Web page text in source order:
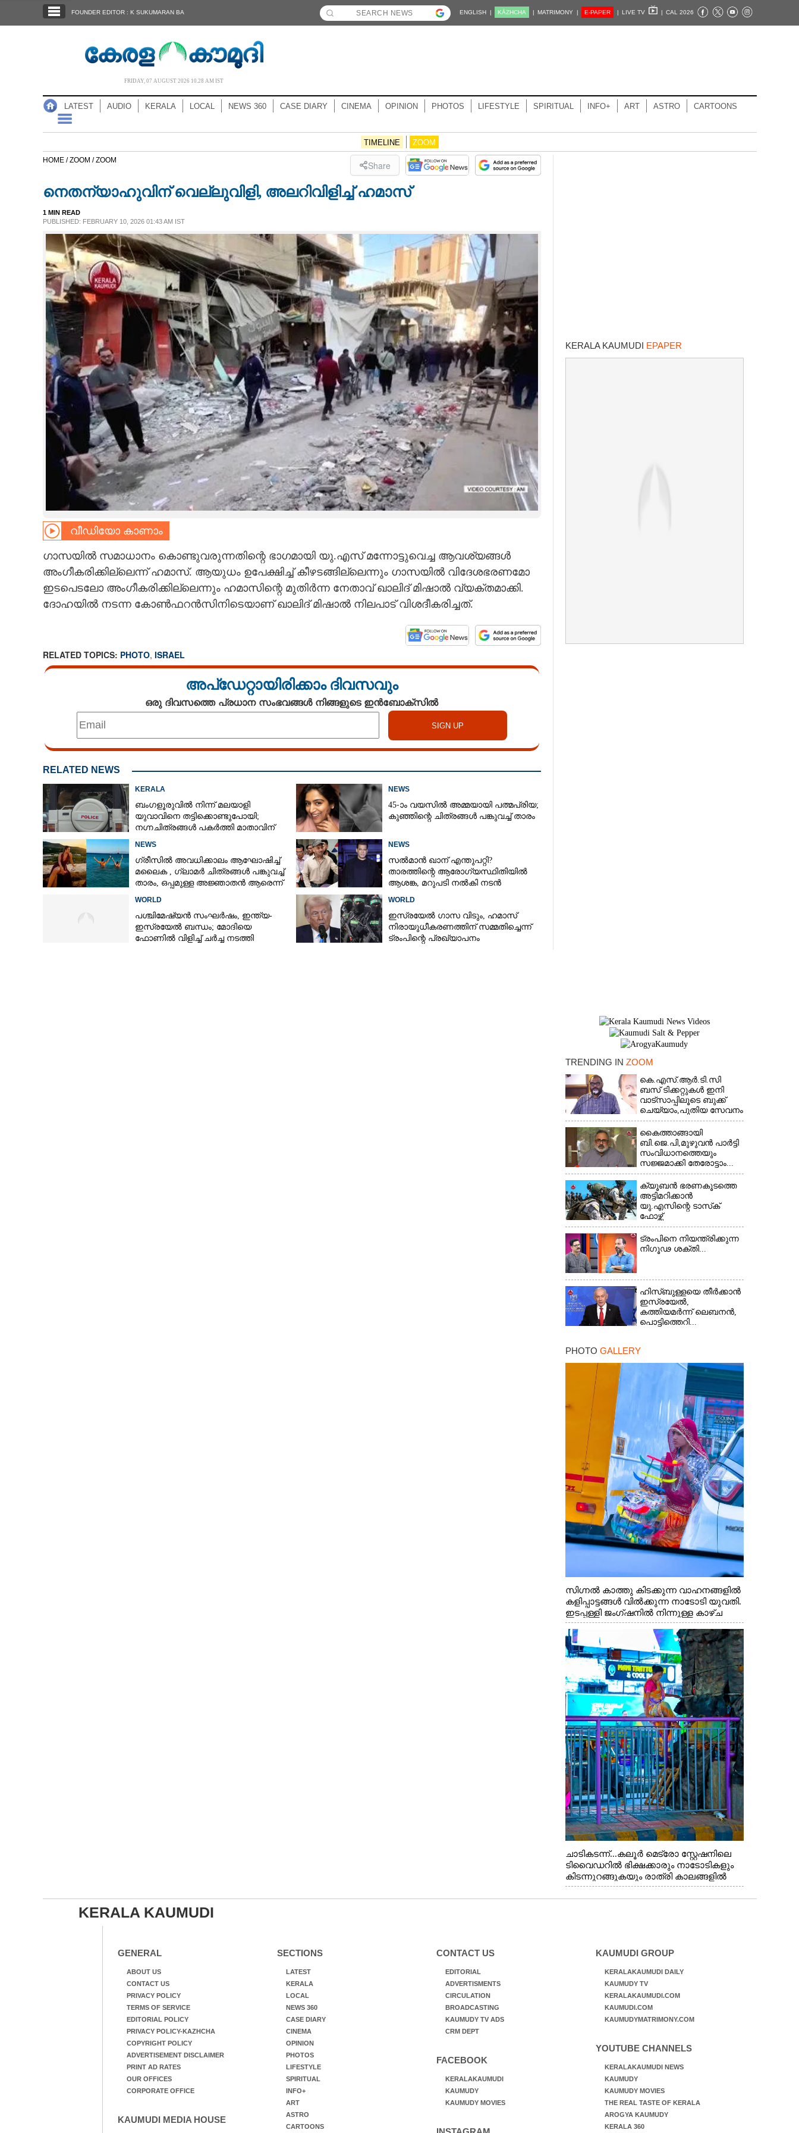
NOTIFIED NEWS
CASE DIARY
LIFESTYLE
SPIRITUAL
CARTOONS
LITERATURE
CONTACT US
FOUNDER EDITOR : K SUKUMARAN BA ENGLISH | KĀZHCHA | MATRIMONY | E-PAPER | LIVE TV | CAL 2026
FRIDAY, 07 AUGUST 2026 10.28 AM IST
LATEST AUDIO KERALA LOCAL NEWS 360 CASE DIARY CINEMA OPINION PHOTOS LIFESTYLE SPIRITUAL INFO+ ART ASTRO CARTOONS
TIMELINE ZOOM
HOME /ZOOM /ZOOM Share
നെതന്യാഹുവിന് വെല്ലുവിളി, അലറിവിളിച്ച് ഹമാസ്
1 MIN READ
PUBLISHED: FEBRUARY 10, 2026 01:43 AM IST
വീഡിയോ കാണാം
ഗാസയിൽ സമാധാനം കൊണ്ടുവരുന്നതിന്റെ ഭാഗമായി യു.എസ് മന്നോട്ടുവെച്ച ആവശ്യങ്ങൾ
അംഗീകരിക്കില്ലെന്ന് ഹമാസ്. ആയുധം ഉപേക്ഷിച്ച് കീഴടങ്ങില്ലെന്നും ഗാസയിൽ വിദേശഭരണമോ
ഇടപെടലോ അംഗീകരിക്കില്ലെന്നും ഹമാസിന്റെ മുതിർന്ന നേതാവ് ഖാലിദ് മിഷാൽ വ്യക്തമാക്കി.
ദോഹയിൽ നടന്ന കോൺഫറൻസിനിടെയാണ് ഖാലിദ് മിഷാൽ നിലപാട് വിശദീകരിച്ചത്.
RELATED TOPICS: PHOTO, ISRAEL
അപ്ഡേറ്റായിരിക്കാം ദിവസവും
ഒരു ദിവസത്തെ പ്രധാന സംഭവങ്ങൾ നിങ്ങളുടെ ഇൻബോക്സിൽ
RELATED NEWS
KERALA
ബംഗളൂരുവിൽ നിന്ന് മലയാളി
യുവാവിനെ തട്ടിക്കൊണ്ടുപോയി;
നഗ്നചിത്രങ്ങൾ പകർത്തി മാതാവിന്
NEWS
45-ാം വയസിൽ അമ്മയായി പത്മപ്രിയ;
കുഞ്ഞിന്റെ ചിത്രങ്ങൾ പങ്കുവച്ച് താരം
NEWS
ഗ്രീസിൽ അവധിക്കാലം ആഘോഷിച്ച്
മലൈക ,​ ഗ്ലാമർ ചിത്രങ്ങൾ പങ്കുവച്ച്
താരം,​ ഒപ്പമുള്ള അജ്ഞാതൻ ആരെന്ന്
NEWS
സൽമാൻ ഖാന് എന്തുപറ്റി?
താരത്തിന്റെ ആരോഗ്യസ്ഥിതിയിൽ
ആശങ്ക, മറുപടി നൽകി നടൻ
WORLD
പശ്ചിമേഷ്യൻ സംഘർഷം,​ ഇന്ത്യ-
ഇസ്രയേൽ ബന്ധം; മോദിയെ
ഫോണിൽ വിളിച്ച് ചർച്ച നടത്തി
WORLD
ഇസ്രയേൽ ഗാസ വിടും, ഹമാസ്
നിരായുധീകരണത്തിന് സമ്മതിച്ചെന്ന്
ട്രംപിന്റെ പ്രഖ്യാപനം
KERALA KAUMUDI EPAPER
TRENDING IN ZOOM
കെ.എസ്.ആർ.ടി.സി
ബസ് ടിക്കറ്റുകൾ ഇനി
വാട്സാപ്പിലൂടെ ബുക്ക്
ചെയ്യാം,പുതിയ സേവനം
തുടങ്ങി...
കൈത്താങ്ങായി
ബി.ജെ.പി,മുഴുവൻ പാർട്ടി
സംവിധാനത്തെയും
സജ്ജമാക്കി തേരോട്ടാം...
ക്യൂബൻ ഭരണകൂടത്തെ
അട്ടിമറിക്കാൻ
യു.എസിന്റെ ടാസ്‌ക്
ഫോഴ്സ്
ട്രംപിനെ നിയന്ത്രിക്കുന്ന
നിഗൂഢ ശക്തി...
ഹിസ്ബുള്ളയെ തീർക്കാൻ
ഇസ്രയേൽ,
കത്തിയമർന്ന് ലെബനൻ,
പൊട്ടിത്തെറി...
PHOTO GALLERY
സിഗ്നൽ കാത്തു കിടക്കുന്ന വാഹനങ്ങളിൽ
കളിപ്പാട്ടങ്ങൾ വിൽക്കുന്ന നാടോടി യുവതി.
ഇടപ്പള്ളി ജംഗ്ഷനിൽ നിന്നുള്ള കാഴ്ച
ചാടികടന്ന്...കലൂർ മെട്രോ സ്റ്റേഷനിലെ
ടിവൈഡറിൽ ഭിക്ഷക്കാരും നാടോടികളും
കിടന്നുറങ്ങുകയും രാത്രി കാലങ്ങളിൽ
മദ്യപിക്കുകയും പൊതുജനങ്ങൾക്കും
വാഹനത്തിൽ പോകുന്നവർക്കും ബുദ്ധിമുട്ട്
KERALA KAUMUDI
GENERAL
ABOUT US
CONTACT US
PRIVACY POLICY
TERMS OF SERVICE
EDITORIAL POLICY
PRIVACY POLICY-KAZHCHA
COPYRIGHT POLICY
ADVERTISEMENT DISCLAIMER
PRINT AD RATES
OUR OFFICES
CORPORATE OFFICE
KAUMUDI MEDIA HOUSE
SECTIONS
LATEST
KERALA
LOCAL
NEWS 360
CASE DIARY
CINEMA
OPINION
PHOTOS
LIFESTYLE
SPIRITUAL
INFO+
ART
ASTRO
CARTOONS
CONTACT US
EDITORIAL
ADVERTISMENTS
CIRCULATION
BROADCASTING
KAUMUDY TV ADS
CRM DEPT
FACEBOOK
KERALAKAUMUDI
KAUMUDY
KAUMUDY MOVIES
KAUMUDI GROUP
KERALAKAUMUDI DAILY
KAUMUDY TV
KERALAKAUMUDI.COM
KAUMUDI.COM
KAUMUDYMATRIMONY.COM
YOUTUBE CHANNELS
KERALAKAUMUDI NEWS
KAUMUDY
KAUMUDY MOVIES
THE REAL TASTE OF KERALA
AROGYA KAUMUDY
KERALA 360
×